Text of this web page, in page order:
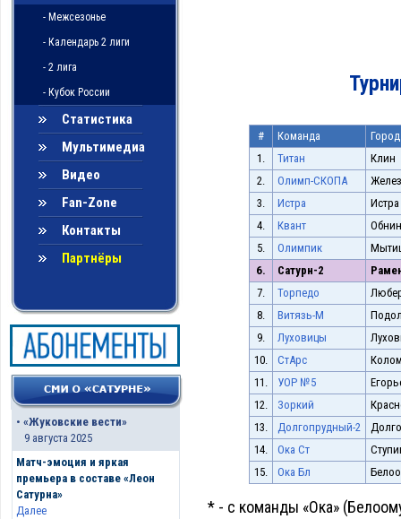
- Межсезонье
- Календарь 2 лиги
- 2 лига
- Кубок России
Статистика
Мультимедиа
Видео
Fan-Zone
Контакты
Партнёры
• «Жуковские вести»
9 августа 2025
Матч-эмоция и яркая
премьера в составе «Леон
Сатурна»
Далее
# Команда
Город
1.
Титан
Клин
2.
Олимп-СКОПА
3.
Истра
Истра
4.
Квант
5.
Олимпик
6.
Сатурн-2
7.
Торпедо
8.
Витязь-М
9.
Луховицы
10.
СтАрс
11.
УОР №5
12.
Зоркий
13.
Долгопрудный-2
14.
Ока Ст
15.
Ока Бл
* - с команды «Ока»